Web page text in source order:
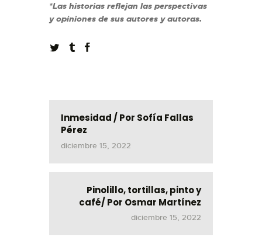
*Las historias reflejan las perspectivas
y opiniones de sus autores y autoras.
Inmesidad / Por Sofía Fallas
Pérez
diciembre 15, 2022
Pinolillo, tortillas, pinto y
café/ Por Osmar Martínez
diciembre 15, 2022